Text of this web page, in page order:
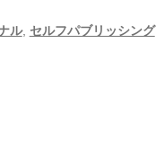
ル, セルフパブリッシング